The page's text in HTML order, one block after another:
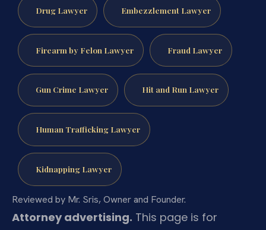
Drug Lawyer Embezzlement Lawyer
Firearm by Felon Lawyer Fraud Lawyer
Gun Crime Lawyer Hit and Run Lawyer
Human Trafficking Lawyer
Kidnapping Lawyer
Reviewed by Mr. Sris, Owner and Founder.
Attorney advertising. This page is for